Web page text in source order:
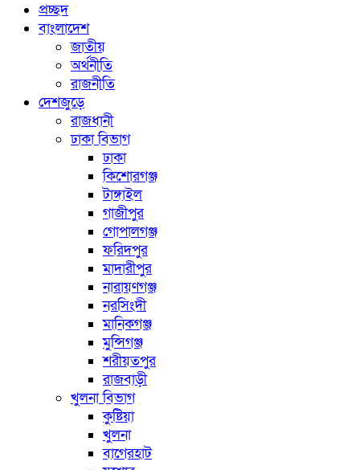
প্রচ্ছদ
বাংলাদেশ
জাতীয়
অর্থনীতি
রাজনীতি
দেশজুড়ে
রাজধানী
ঢাকা বিভাগ
ঢাকা
কিশোরগঞ্জ
টাঙ্গাইল
গাজীপুর
গোপালগঞ্জ
ফরিদপুর
মাদারীপুর
নারায়ণগঞ্জ
নরসিংদী
মানিকগঞ্জ
মুন্সিগঞ্জ
শরীয়তপুর
রাজবাড়ী
খুলনা বিভাগ
কুষ্টিয়া
খুলনা
বাগেরহাট